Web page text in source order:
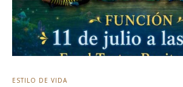
ESTILO DE VIDA